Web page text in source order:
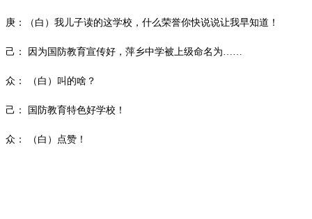
庚：（白）我儿子读的这学校，什么荣誉你快说说让我早知道！
己： 因为国防教育宣传好，萍乡中学被上级命名为
众： （白）叫的啥？
己： 国防教育特色好学校！
众： （白）点赞！